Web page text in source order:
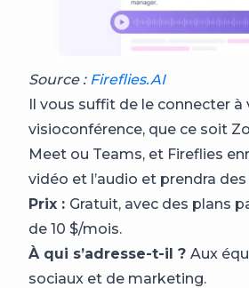
Source : Fireflies.AI
Il vous suffit de le connecter
visioconférence, que ce soit
Meet ou Teams, et Fireflies
vidéo et l’audio et prendra
Prix : Gratuit, avec des plans
de 10 $/mois.
À qui s’adresse-t-il ? Aux
sociaux et de marketing.